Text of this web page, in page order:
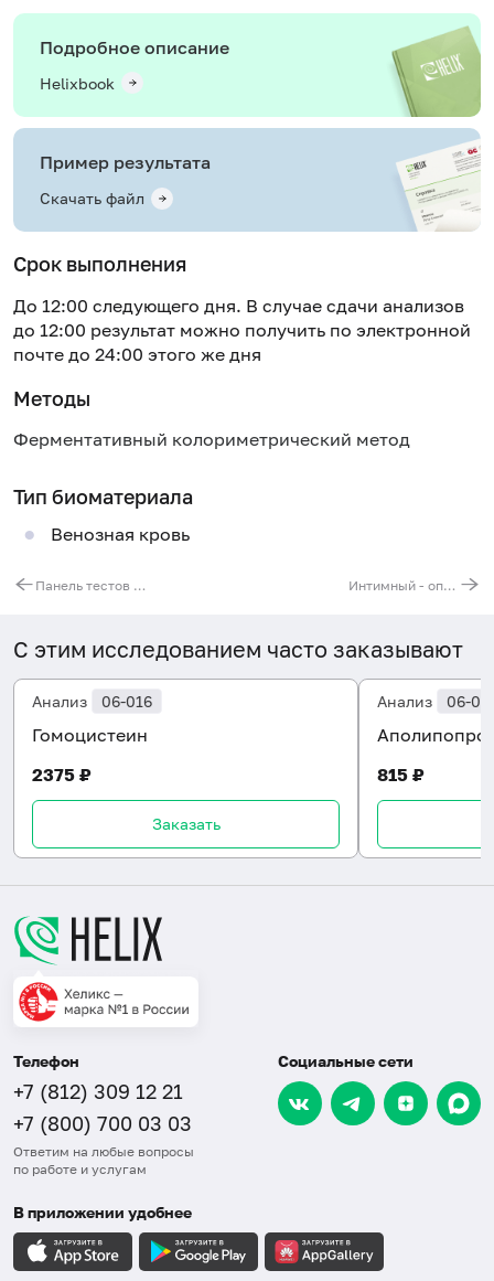
Подробное описание
Helixbook
Пример результата
Скачать файл
Срок выполнения
До 12:00 следующего дня. В случае сдачи анализов
до 12:00 результат можно получить по электронной
почте до 24:00 этого же дня
Методы
Ферментативный колориметрический метод
Тип биоматериала
Венозная кровь
Панель тестов на внутриутробные инфекции (TORCH) Интимный - оптимальный - анализ мазка у женщин
С этим исследованием часто заказывают
Анализ 06-016
Гомоцистеин
2375 ₽
Заказать
Анализ 06-
815 ₽
Телефон
+7 (812) 309 12 21
+7 (800) 700 03 03
Ответим на любые вопросы
по работе и услугам
Социальные сети
В приложении удобнее